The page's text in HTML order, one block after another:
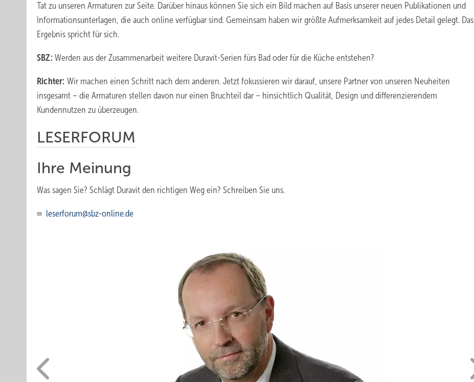
Tat zu unseren Armaturen zur Seite. Darüber hinaus können Sie sich ein Bild machen auf Basis unserer neuen Publikationen und
Informationsunterlagen, die auch online verfügbar sind. Gemeinsam haben wir größte Aufmerksamkeit auf jedes Detail gelegt. Das
Ergebnis spricht für sich.
SBZ: Werden aus der Zusammenarbeit weitere Duravit-Serien fürs Bad oder für die Küche entstehen?
Richter: Wir machen einen Schritt nach dem anderen. Jetzt fokussieren wir darauf, unsere Partner von unseren Neuheiten
insgesamt – die Armaturen stellen davon nur einen Bruchteil dar – hinsichtlich Qualität, Design und differenzierendem
Kundennutzen zu überzeugen.
LESERFORUM
Ihre Meinung
Was sagen Sie? Schlägt Duravit den richtigen Weg ein? Schreiben Sie uns.
leserforum@sbz-online.de